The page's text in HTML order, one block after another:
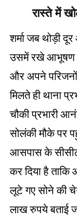
रास्ते में
शर्मा जब थोड़ी
उसमें रखे आभूषण
और अपने
मिलते ही थाना
चौकी प्रभारी
सोलंकी मौके पर
आसपास के
कर दिया है
लूटे गए सोने की
लाख रुपये बताई